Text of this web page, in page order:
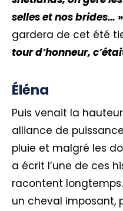
selles et nos brides… »
gardera de cet été
tour d’honneur,
Éléna
Puis venait la
alliance de
pluie et malgré les
a écrit l’une de ces
racontent
un cheval imposant,